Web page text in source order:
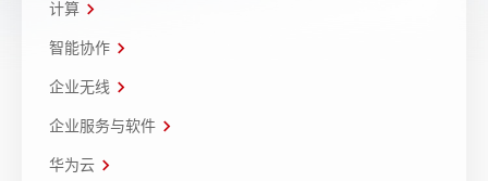
计算
智能协作
企业无线
企业服务与软件
华为云